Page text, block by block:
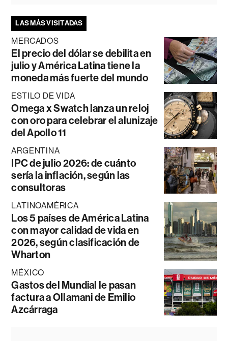
LAS MÁS VISITADAS
MERCADOS
El precio del dólar se debilita en
julio y América Latina tiene la
moneda más fuerte del mundo
ESTILO DE VIDA
Omega x Swatch lanza un reloj
con oro para celebrar el alunizaje
del Apollo 11
ARGENTINA
IPC de julio 2026: de cuánto
sería la inflación, según las
consultoras
LATINOAMÉRICA
Los 5 países de América Latina
con mayor calidad de vida en
2026, según clasificación de
Wharton
MÉXICO
Gastos del Mundial le pasan
factura a Ollamani de Emilio
Azcárraga